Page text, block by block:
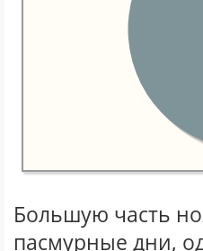
Большую часть
пасмурные дни,